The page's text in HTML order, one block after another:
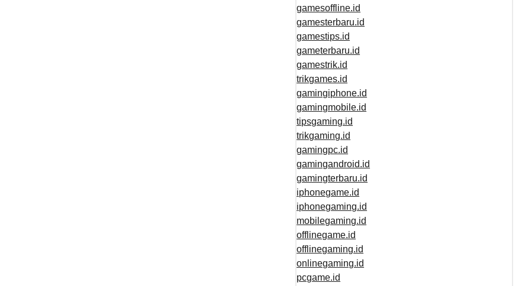
gamesoffline.id
gamesterbaru.id
gamestips.id
gameterbaru.id
gamestrik.id
trikgames.id
gamingiphone.id
gamingmobile.id
tipsgaming.id
trikgaming.id
gamingpc.id
gamingandroid.id
gamingterbaru.id
iphonegame.id
iphonegaming.id
mobilegaming.id
offlinegame.id
offlinegaming.id
onlinegaming.id
pcgame.id